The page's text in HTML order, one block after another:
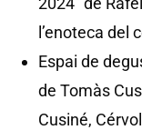
l’enoteca del
Espai de
de Tomàs
Cusiné,